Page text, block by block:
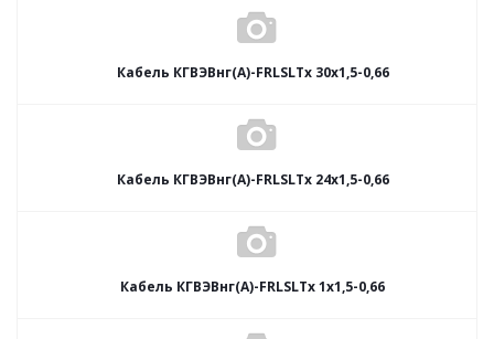
Кабель КГВЭВнг(А)-FRLSLTx 30х1,5-0,66
Кабель КГВЭВнг(А)-FRLSLTx 24х1,5-0,66
Кабель КГВЭВнг(А)-FRLSLTx 1х1,5-0,66